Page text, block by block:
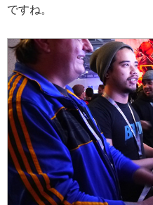
ですね。